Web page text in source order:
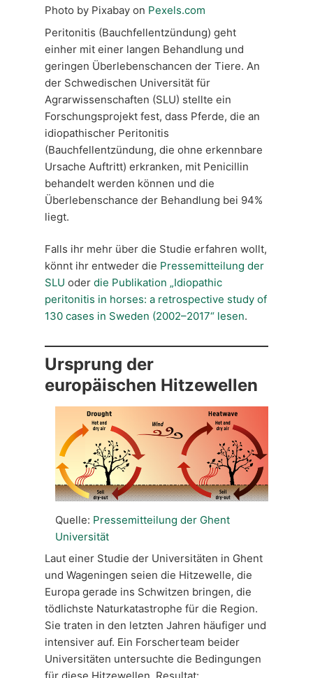
Photo by Pixabay on Pexels.com
Peritonitis (Bauchfellentzündung) geht
einher mit einer langen Behandlung und
geringen Überlebenschancen der Tiere. An
der Schwedischen Universität für
Agrarwissenschaften (SLU) stellte ein
Forschungsprojekt fest, dass Pferde, die an
idiopathischer Peritonitis
(Bauchfellentzündung, die ohne erkennbare
Ursache Auftritt) erkranken, mit Penicillin
behandelt werden können und die
Überlebenschance der Behandlung bei 94%
liegt.
Falls ihr mehr über die Studie erfahren wollt,
könnt ihr entweder die Pressemitteilung der
SLU oder die Publikation „Idiopathic
peritonitis in horses: a retrospective study of
130 cases in Sweden (2002–2017“ lesen.
Ursprung der
europäischen Hitzewellen
Quelle: Pressemitteilung der Ghent
Universität
Laut einer Studie der Universitäten in Ghent
und Wageningen seien die Hitzewelle, die
Europa gerade ins Schwitzen bringen, die
tödlichste Naturkatastrophe für die Region.
Sie traten in den letzten Jahren häufiger und
intensiver auf. Ein Forscherteam beider
Universitäten untersuchte die Bedingungen